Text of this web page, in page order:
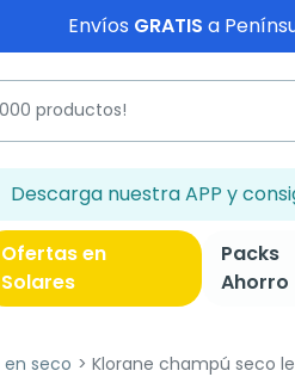
Envíos GRATIS a
Descarga nuestra APP y
Ofertas en
Solares
Packs
Ahorro
seco Klorane champú seco